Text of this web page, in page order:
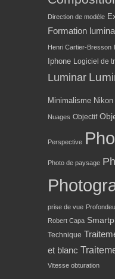
Direction de modèle
Formation
Henri Cartier-Bresson
Iphone Logiciel de
Luminar
Minimalisme Nikon
Nuages Objectif
Perspective
Photo de paysage
prise de vue
Robert Capa
Technique
et blanc
Vitesse obturation